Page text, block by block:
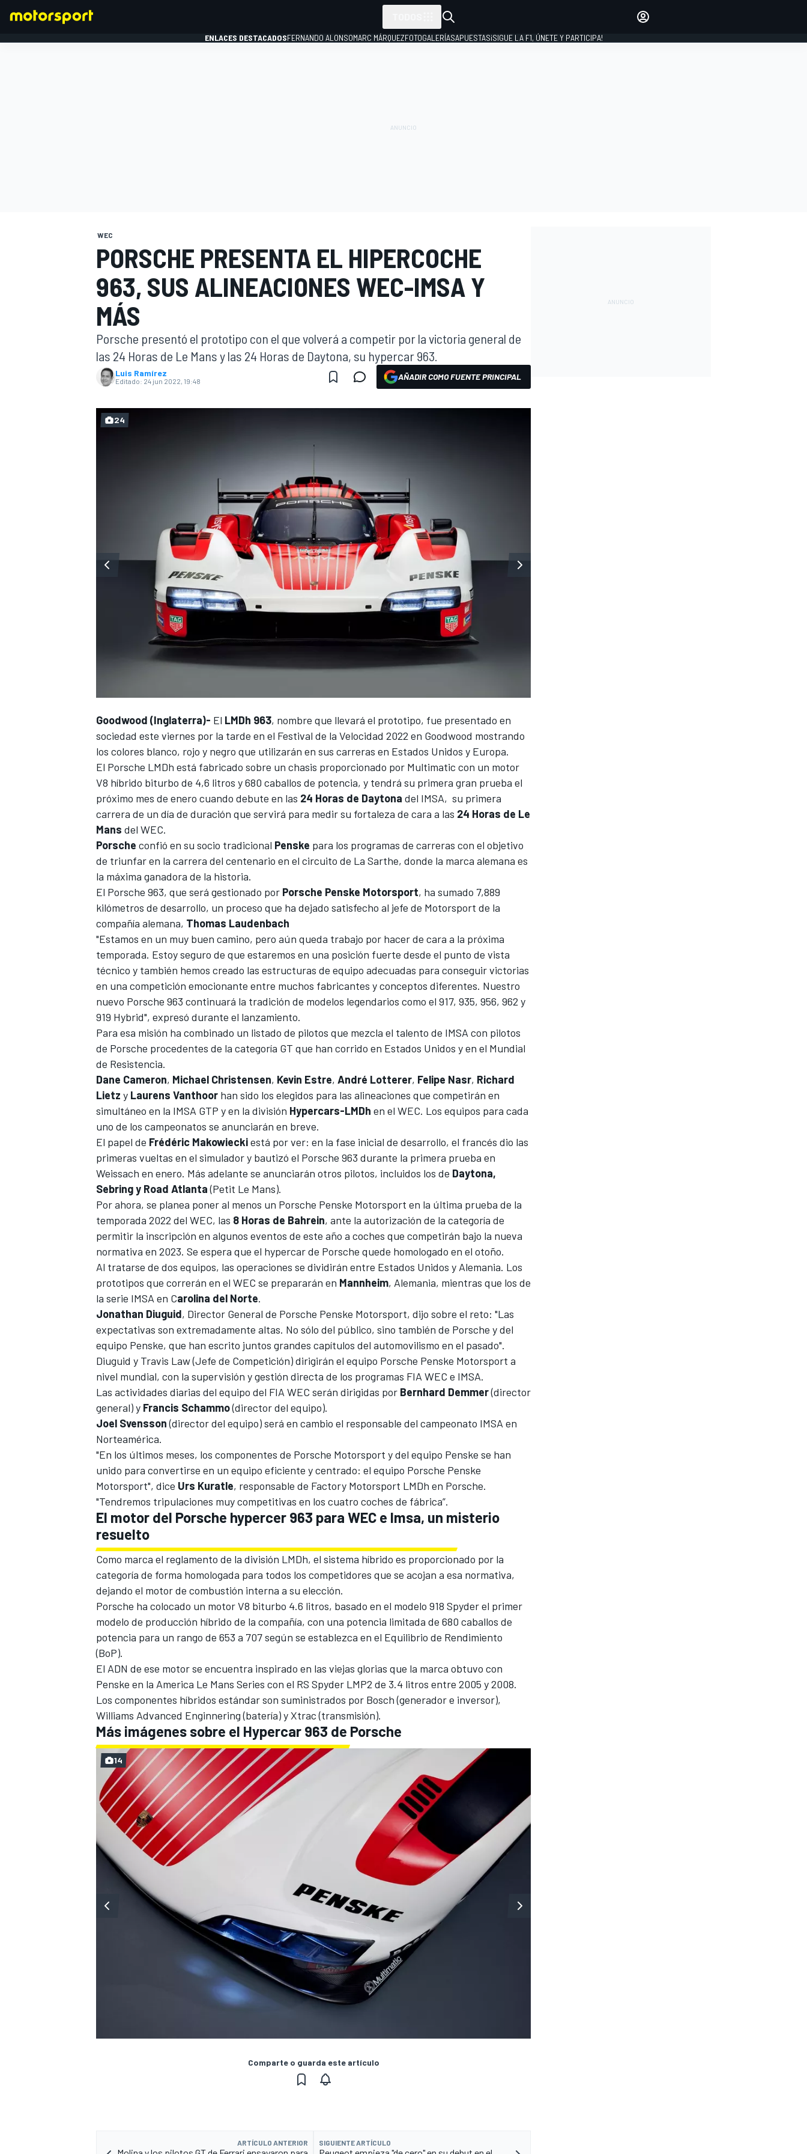
INDYCAR
FÓRMULA E
MÁS CATEGORÍAS
ENLACES DESTACADOSFERNANDO ALONSOMARC MÁRQUEZFOTOGALERÍASAPUESTAS¡SIGUE LA F1, ÚNETE Y PARTICIPA!
WEC
PORSCHE PRESENTA EL HIPERCOCHE
963, SUS ALINEACIONES WEC-IMSA Y
MÁS
Porsche presentó el prototipo con el que volverá a competir por la victoria general de
las 24 Horas de Le Mans y las 24 Horas de Daytona, su hypercar 963.
Luis Ramírez
Editado: 24 jun 2022, 19:48 AÑADIR COMO FUENTE PRINCIPAL
24
Goodwood (Inglaterra)- El LMDh 963, nombre que llevará el prototipo, fue presentado en
sociedad este viernes por la tarde en el Festival de la Velocidad 2022 en Goodwood mostrando
los colores blanco, rojo y negro que utilizarán en sus carreras en Estados Unidos y Europa.
El Porsche LMDh está fabricado sobre un chasis proporcionado por Multimatic con un motor
V8 híbrido biturbo de 4,6 litros y 680 caballos de potencia, y tendrá su primera gran prueba el
próximo mes de enero cuando debute en las 24 Horas de Daytona del IMSA, su primera
carrera de un día de duración que servirá para medir su fortaleza de cara a las 24 Horas de Le
Mans del WEC.
Porsche confió en su socio tradicional Penske para los programas de carreras con el objetivo
de triunfar en la carrera del centenario en el circuito de La Sarthe, donde la marca alemana es
la máxima ganadora de la historia.
El Porsche 963, que será gestionado por Porsche Penske Motorsport, ha sumado 7,889
kilómetros de desarrollo, un proceso que ha dejado satisfecho al jefe de Motorsport de la
compañía alemana, Thomas Laudenbach
"Estamos en un muy buen camino, pero aún queda trabajo por hacer de cara a la próxima
temporada. Estoy seguro de que estaremos en una posición fuerte desde el punto de vista
técnico y también hemos creado las estructuras de equipo adecuadas para conseguir victorias
en una competición emocionante entre muchos fabricantes y conceptos diferentes. Nuestro
nuevo Porsche 963 continuará la tradición de modelos legendarios como el 917, 935, 956, 962 y
919 Hybrid", expresó durante el lanzamiento.
Para esa misión ha combinado un listado de pilotos que mezcla el talento de IMSA con pilotos
de Porsche procedentes de la categoría GT que han corrido en Estados Unidos y en el Mundial
de Resistencia.
Dane Cameron, Michael Christensen, Kevin Estre, André Lotterer, Felipe Nasr, Richard
Lietz y Laurens Vanthoor han sido los elegidos para las alineaciones que competirán en
simultáneo en la IMSA GTP y en la división Hypercars-LMDh en el WEC. Los equipos para cada
uno de los campeonatos se anunciarán en breve.
El papel de Frédéric Makowieckiestá por ver: en la fase inicial de desarrollo, el francés dio las
primeras vueltas en el simulador y bautizó el Porsche 963 durante la primera prueba en
Weissach en enero. Más adelante se anunciarán otros pilotos, incluidos los de Daytona,
Sebring y Road Atlanta(Petit Le Mans).
Por ahora, se planea poner al menos un Porsche Penske Motorsport en la última prueba de la
temporada 2022 del WEC, las 8 Horas de Bahrein, ante la autorización de la categoría de
permitir la inscripción en algunos eventos de este año a coches que competirán bajo la nueva
normativa en 2023. Se espera que el hypercar de Porsche quede homologado en el otoño.
Al tratarse de dos equipos, las operaciones se dividirán entre Estados Unidos y Alemania. Los
prototipos que correrán en el WEC se prepararán en Mannheim, Alemania, mientras que los de
la serie IMSA en Carolina del Norte.
Jonathan Diuguid, Director General de Porsche Penske Motorsport, dijo sobre el reto: "Las
expectativas son extremadamente altas. No sólo del público, sino también de Porsche y del
equipo Penske, que han escrito juntos grandes capítulos del automovilismo en el pasado".
Diuguid y Travis Law (Jefe de Competición) dirigirán el equipo Porsche Penske Motorsport a
nivel mundial, con la supervisión y gestión directa de los programas FIA WEC e IMSA.
Las actividades diarias del equipo del FIA WEC serán dirigidas por Bernhard Demmer(director
general) y Francis Schammo(director del equipo).
Joel Svensson(director del equipo) será en cambio el responsable del campeonato IMSA en
Norteamérica.
"En los últimos meses, los componentes de Porsche Motorsport y del equipo Penske se han
unido para convertirse en un equipo eficiente y centrado: el equipo Porsche Penske
Motorsport", dice Urs Kuratle, responsable de Factory Motorsport LMDh en Porsche.
"Tendremos tripulaciones muy competitivas en los cuatro coches de fábrica”.
El motor del Porsche hypercer 963 para WEC e Imsa, un misterio
resuelto
Como marca el reglamento de la división LMDh, el sistema híbrido es proporcionado por la
categoría de forma homologada para todos los competidores que se acojan a esa normativa,
dejando el motor de combustión interna a su elección.
Porsche ha colocado un motor V8 biturbo 4.6 litros, basado en el modelo 918 Spyder el primer
modelo de producción híbrido de la compañía, con una potencia limitada de 680 caballos de
potencia para un rango de 653 a 707 según se establezca en el Equilibrio de Rendimiento
(BoP).
El ADN de ese motor se encuentra inspirado en las viejas glorias que la marca obtuvo con
Penske en la America Le Mans Series con el RS Spyder LMP2 de 3.4 litros entre 2005 y 2008.
Los componentes híbridos estándar son suministrados por Bosch (generador e inversor),
Williams Advanced Enginnering (batería) y Xtrac (transmisión).
Más imágenes sobre el Hypercar 963 de Porsche
14
Comparte o guarda este artículo
ARTÍCULO ANTERIOR SIGUIENTE ARTÍCULO